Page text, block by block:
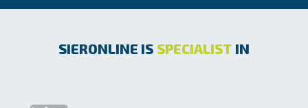
SIERONLINE IS SPECIALIST IN